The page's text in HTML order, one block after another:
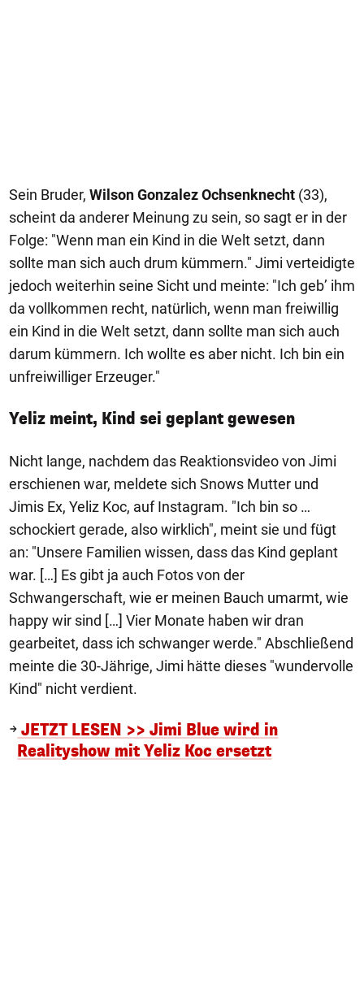
Sein Bruder, Wilson Gonzalez Ochsenknecht (33),
scheint da anderer Meinung zu sein, so sagt er in der
Folge: "Wenn man ein Kind in die Welt setzt, dann
sollte man sich auch drum kümmern." Jimi verteidigte
jedoch weiterhin seine Sicht und meinte: "Ich geb’ ihm
da vollkommen recht, natürlich, wenn man freiwillig
ein Kind in die Welt setzt, dann sollte man sich auch
darum kümmern. Ich wollte es aber nicht. Ich bin ein
unfreiwilliger Erzeuger."
Yeliz meint, Kind sei geplant gewesen
Nicht lange, nachdem das Reaktionsvideo von Jimi
erschienen war, meldete sich Snows Mutter und
Jimis Ex, Yeliz Koc, auf Instagram. "Ich bin so …
schockiert gerade, also wirklich", meint sie und fügt
an: "Unsere Familien wissen, dass das Kind geplant
war. […] Es gibt ja auch Fotos von der
Schwangerschaft, wie er meinen Bauch umarmt, wie
happy wir sind […] Vier Monate haben wir dran
gearbeitet, dass ich schwanger werde." Abschließend
meinte die 30-Jährige, Jimi hätte dieses "wundervolle
Kind" nicht verdient.
JETZT LESEN >> Jimi Blue wird in
Realityshow mit Yeliz Koc ersetzt